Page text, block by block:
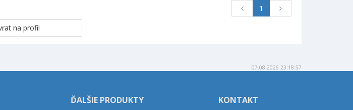
1
07.08.2026 23:18:57
ĎALŠIE PRODUKTY KONTAKT